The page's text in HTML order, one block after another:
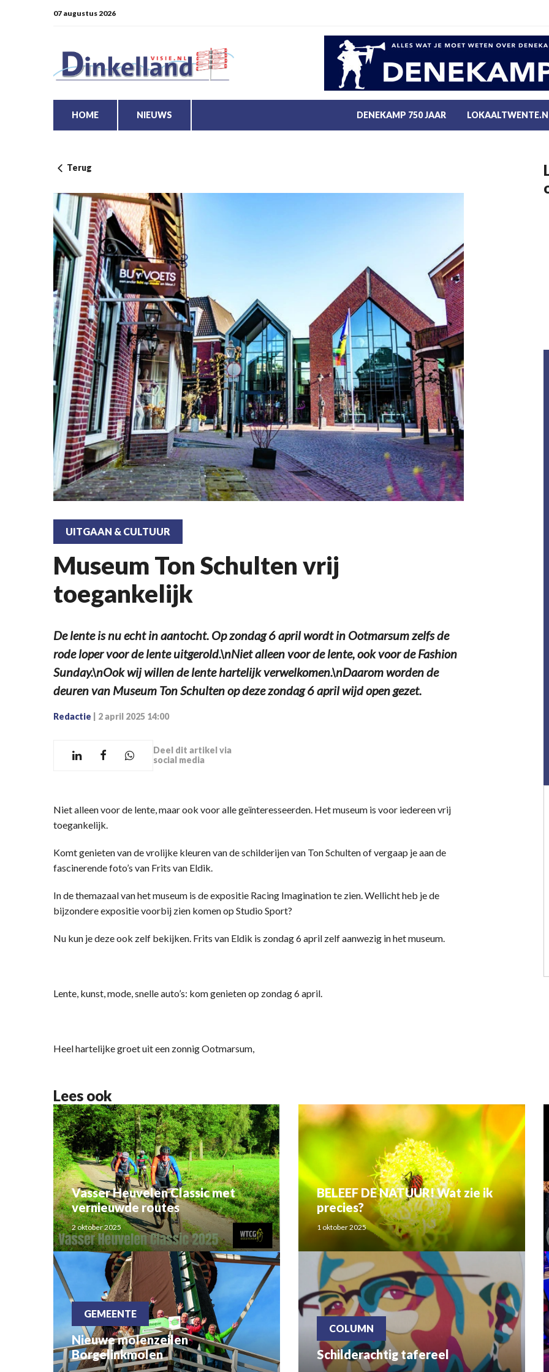
07 augustus 2026
HOME NIEUWS DENEKAMP 750 JAAR
Terug
UITGAAN & CULTUUR
Museum Ton Schulten vrij
toegankelijk
De lente is nu echt in aantocht. Op zondag 6 april wordt in Ootmarsum zelfs de
rode loper voor de lente uitgerold.\nNiet alleen voor de lente, ook voor de Fashion
Sunday.\nOok wij willen de lente hartelijk verwelkomen.\nDaarom worden de
deuren van Museum Ton Schulten op deze zondag 6 april wijd open gezet.
Redactie 2 april 2025 14:00
Deel dit artikel via
social media
Niet alleen voor de lente, maar ook voor alle geïnteresseerden. Het museum is voor iedereen vrij
toegankelijk.
Komt genieten van de vrolijke kleuren van de schilderijen van Ton Schulten of vergaap je aan de
fascinerende foto’s van Frits van Eldik.
In de themazaal van het museum is de expositie Racing Imagination te zien. Wellicht heb je de
bijzondere expositie voorbij zien komen op Studio Sport?
Nu kun je deze ook zelf bekijken. Frits van Eldik is zondag 6 april zelf aanwezig in het museum.
Lente, kunst, mode, snelle auto’s: kom genieten op zondag 6 april.
Heel hartelijke groet uit een zonnig Ootmarsum,
Lees ook
Vasser Heuvelen Classic met
vernieuwde routes
2 oktober 2025
BELEEF DE NATUUR! Wat zie ik
precies?
1 oktober 2025
GEMEENTE
Nieuwe molenzeilen
Borgelinkmolen
COLUMN
Schilderachtig tafereel